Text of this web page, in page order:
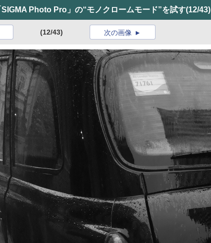
SIGMA Photo Pro」の“モノクロームモード”を試す(12/43)
(12/43) 次の画像